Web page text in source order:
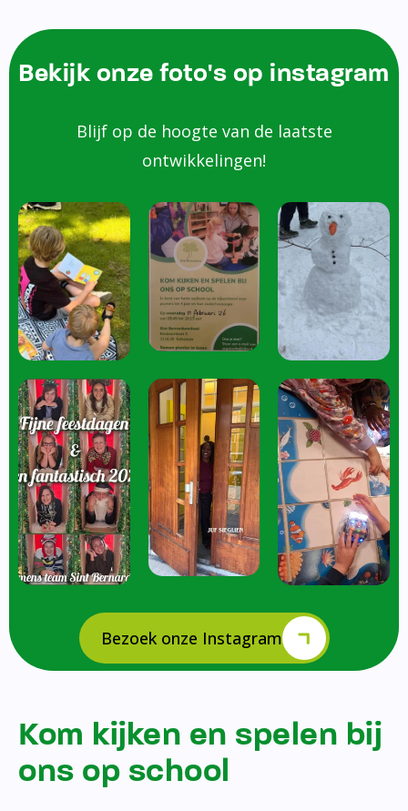
Bekijk onze foto's op instagram
Blijf op de hoogte van de laatste
ontwikkelingen!
Bezoek onze Instagram
Kom kijken en spelen bij
ons op school